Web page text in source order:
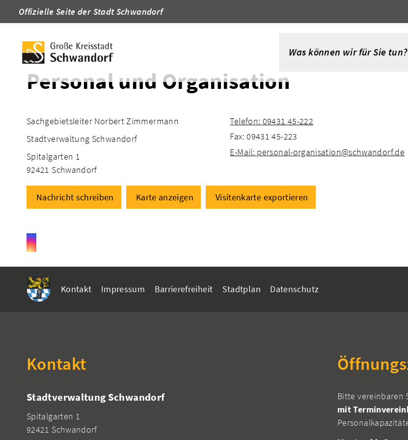
Offizielle Seite der Stadt Schwandorf
Startseite Adressen
Personal und Organisation
Sachgebietsleiter Norbert Zimmermann
Stadtverwaltung Schwandorf
Spitalgarten 1
92421 Schwandorf
Telefon: 09431 45-222
Fax: 09431 45-223
E-Mail: personal-organisation@schwandorf.de
Nachricht schreiben Karte anzeigen Visitenkarte exportieren
Kontakt Impressum Barrierefreiheit Stadtplan Datenschutz
Kontakt
Stadtverwaltung Schwandorf
Spitalgarten 1
92421 Schwandorf
Bitte vereinbaren
mit